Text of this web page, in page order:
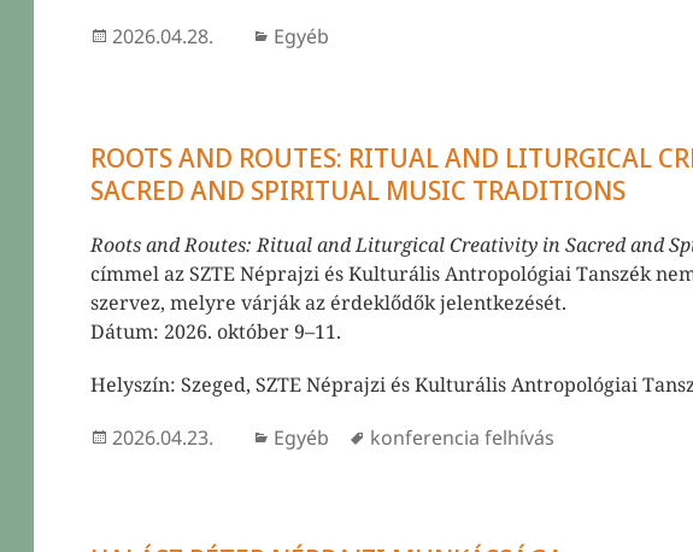
Közzétéve
2026.04.28. Kategória
Egyéb
ROOTS AND ROUTES: RITUAL AND LITURGICAL
SACRED AND SPIRITUAL MUSIC TRADITIONS
Roots and Routes: Ritual and Liturgical Creativity in Sacred and
címmel az SZTE Néprajzi és Kulturális Antropológiai Tanszék
szervez, melyre várják az érdeklődők jelentkezését.
Dátum: 2026. október 9–11.
Helyszín: Szeged, SZTE Néprajzi és Kulturális Antropológiai
Közzétéve
2026.04.23. Kategória
Egyéb Címke
konferencia felhívás